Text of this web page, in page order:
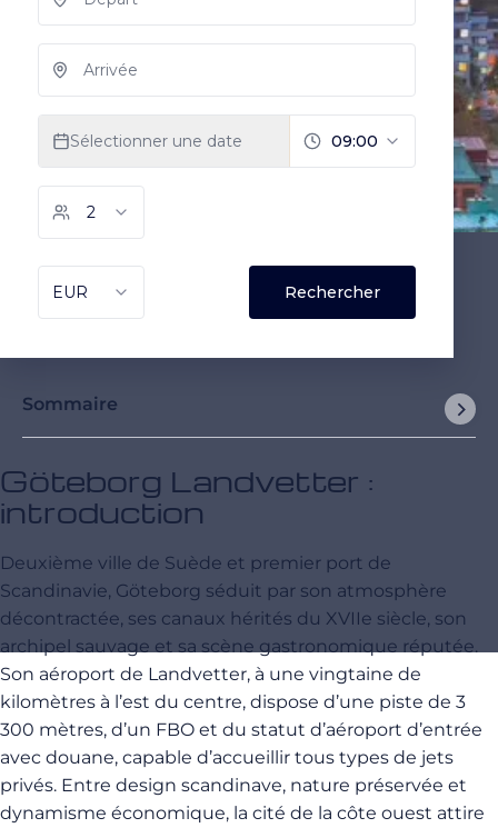
Sommaire
Göteborg Landvetter :
introduction
Deuxième ville de Suède et premier port de
Scandinavie, Göteborg séduit par son atmosphère
décontractée, ses canaux hérités du XVIIe siècle, son
archipel sauvage et sa scène gastronomique réputée.
Son aéroport de Landvetter, à une vingtaine de
kilomètres à l’est du centre, dispose d’une piste de 3
300 mètres, d’un FBO et du statut d’aéroport d’entrée
avec douane, capable d’accueillir tous types de jets
privés. Entre design scandinave, nature préservée et
dynamisme économique, la cité de la côte ouest attire